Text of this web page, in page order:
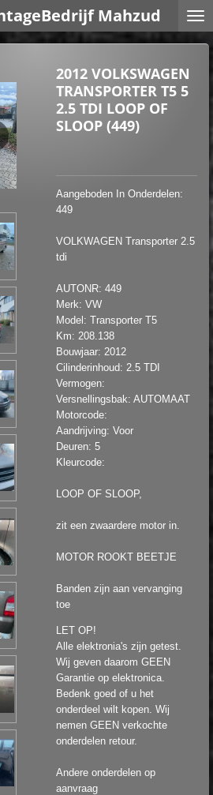
Mahzud
2012 VOLKSWAGEN
TRANSPORTER T5 5
2.5 TDI LOOP OF
SLOOP (449)
Aangeboden In Onderdelen:
449
VOLKWAGEN Transporter 2.5
tdi
AUTONR: 449
Merk: VW
Model: Transporter T5
Km: 208.138
Bouwjaar: 2012
Cilinderinhoud: 2.5 TDI
Vermogen:
Versnellingsbak: AUTOMAAT
Motorcode:
Aandrijving: Voor
Deuren: 5
Kleurcode:
LOOP OF SLOOP,
zit een zwaardere motor in.
MOTOR ROOKT BEETJE
Banden zijn aan vervanging
toe
LET OP!
Alle elektronia's zijn getest.
Wij geven daarom GEEN
Garantie op elektronica.
Bedenk goed of u het
onderdeel wilt kopen. Wij
nemen GEEN verkochte
onderdelen retour.
Andere onderdelen op
aanvraag